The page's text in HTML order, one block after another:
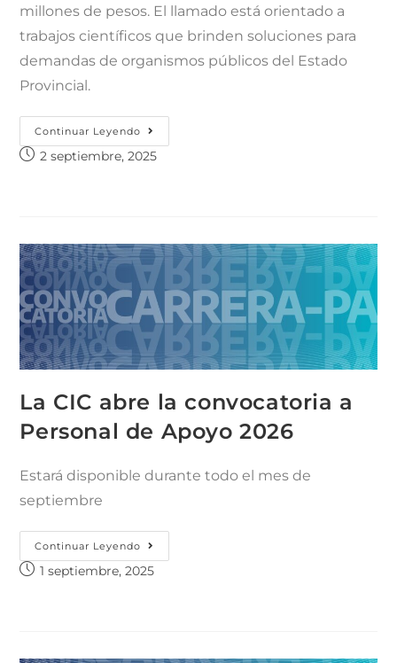
millones de pesos. El llamado está orientado a
trabajos científicos que brinden soluciones para
demandas de organismos públicos del Estado
Provincial.
Continuar Leyendo
2 septiembre, 2025
La CIC abre la convocatoria a
Personal de Apoyo 2026
Estará disponible durante todo el mes de
septiembre
Continuar Leyendo
1 septiembre, 2025